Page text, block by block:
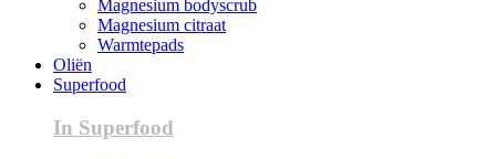
Magnesium bodyscrub
Magnesium citraat
Warmtepads
Oliën
Superfood
In Superfood